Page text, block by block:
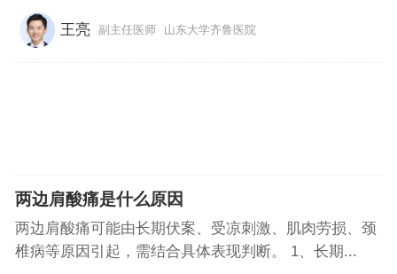
王亮 副主任医师 山东大学齐鲁医院
两边肩酸痛是什么原因
两边肩酸痛可能由长期伏案、受凉刺激、肌肉劳损、颈
椎病等原因引起，需结合具体表现判断。 1、长期...